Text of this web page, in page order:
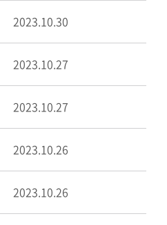
2023.10.30
2023.10.27
2023.10.27
2023.10.26
2023.10.26